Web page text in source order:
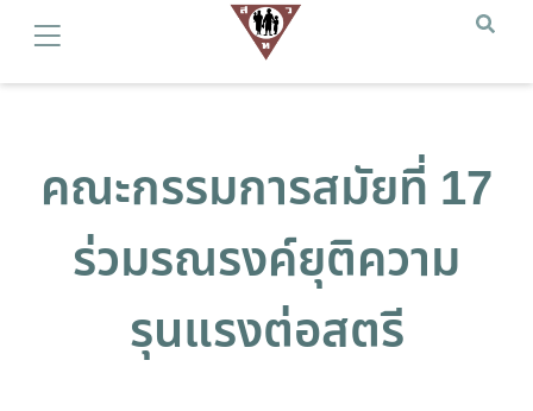
คณะกรรมการสมัยที่ 17
ร่วมรณรงค์ยุติความ
รุนแรงต่อสตรี